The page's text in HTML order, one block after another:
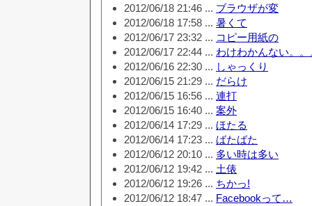
2012/06/18 21:46 ... ブラウザが変
2012/06/18 17:58 ... 暑くて
2012/06/17 23:32 ... コピー用紙の
2012/06/17 22:44 ... わけわかんない。。
2012/06/16 22:30 ... しゃっくり
2012/06/15 21:29 ... だらけ
2012/06/15 16:56 ... 連打
2012/06/15 16:40 ... 案外
2012/06/14 17:29 ... ほたる
2012/06/14 17:23 ... ばたばた
2012/06/12 20:10 ... 多い時は多い
2012/06/12 19:42 ... 土俵
2012/06/12 19:26 ... ちかっ!
2012/06/12 18:47 ... Facebookって…